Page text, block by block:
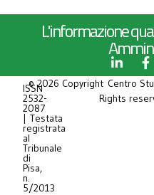
L'informazione
ISSN
2532-
2087
| Testata
registrata
al
Tribunale
di
Pisa,
n.
5/2013
© 2026 Copyright Centro
Rights